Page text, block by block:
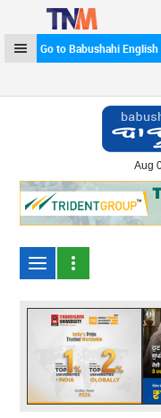
Go to Babushahi English
Aug